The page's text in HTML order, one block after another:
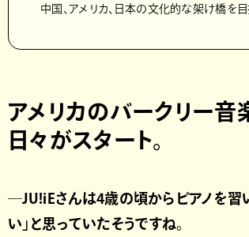
中国、アメリカ、日本の文化的な架け橋を
アメリカのバークリー音
日々がスタート。
─JU!iEさんは4歳の頃からピアノを習
い」と思っていたそうですね。